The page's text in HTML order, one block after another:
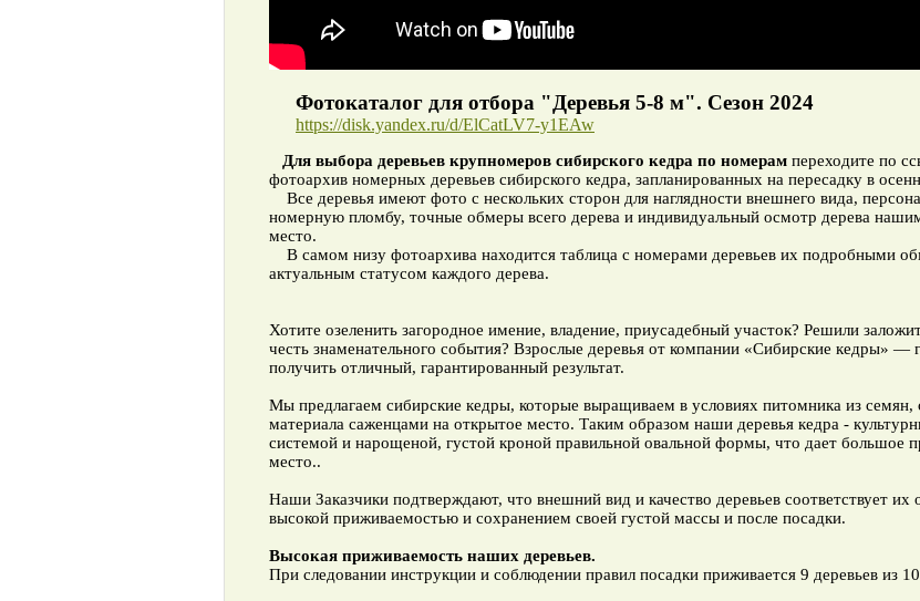
Фотокаталог для отбора "Деревья 5-8 м". Сезон 2024
https://disk.yandex.ru/d/ElCatLV7-y1EAw
Для выбора деревьев крупномеров сибирского кедра по номерам переходите по
фотоархив номерных деревьев сибирского кедра, запланированных на пересадку в
Все деревья имеют фото с нескольких сторон для наглядности внешнего вида,
номерную пломбу, точные обмеры всего дерева и индивидуальный осмотр дерева
место.
В самом низу фотоархива находится таблица с номерами деревьев их подробными
актуальным статусом каждого дерева.
Хотите озеленить загородное имение, владение, приусадебный участок? Решили
честь знаменательного события? Взрослые деревья от компании «Сибирские кедры» —
получить отличный, гарантированный результат.
Мы предлагаем сибирские кедры, которые выращиваем в условиях питомника из
материала саженцами на открытое место. Таким образом наши деревья кедра -
системой и нарощеной, густой кроной правильной овальной формы, что дает большое
место..
Наши Заказчики подтверждают, что внешний вид и качество деревьев соответствует
высокой приживаемостью и сохранением своей густой массы и после посадки.
Высокая приживаемость наших деревьев.
При следовании инструкции и соблюдении правил посадки приживается 9 деревьев из